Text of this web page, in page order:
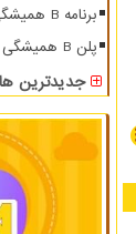
برنامه B همیشگی
پلن B همیشگی
جدیدترین ها